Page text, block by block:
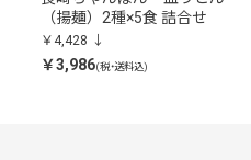
（揚麺）2種×5食 詰合せ
￥4,428
￥3,986(税・送料込)